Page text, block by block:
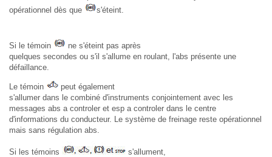
opérationnel dès que
s'éteint.
Si le témoin
ne s'éteint pas après
quelques secondes ou s'il s'allume en roulant, l'abs présente une
défaillance.
Le témoin
peut également
s'allumer dans le combiné d'instruments conjointement avec les
messages abs a controler et esp a controler dans le centre
d'informations du conducteur. Le système de freinage reste opérationnel
mais sans régulation abs.
Si les témoins
s'allument,